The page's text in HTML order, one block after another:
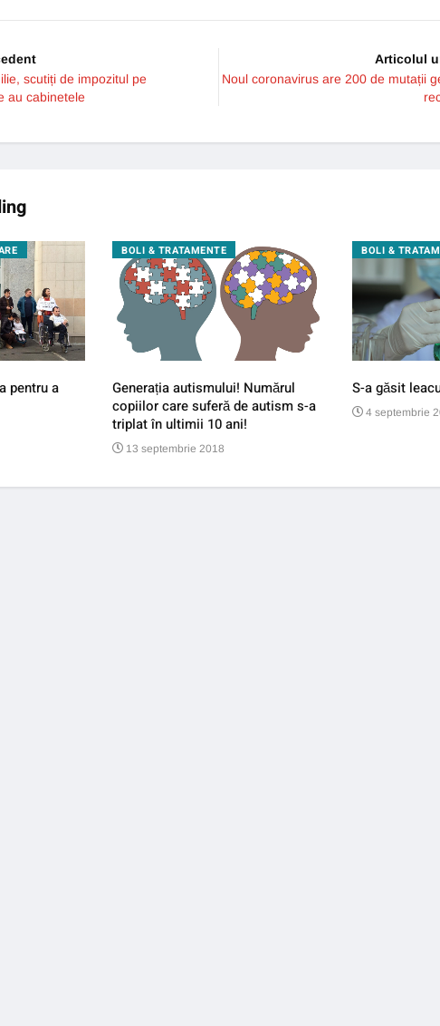
scutiți de impozitul pe
au cabinetele
Articolul
Noul coronavirus are 200 de mutații
pentru a
BOLI & TRATAMENTE
Generația autismului! Numărul
copiilor care suferă de autism s-a
triplat în ultimii 10 ani!
13 septembrie 2018
BOLI &
S-a găsit
4 septembrie